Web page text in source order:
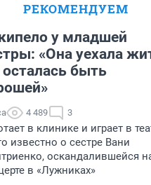
Екатерина Литкевич
РЕКОМЕНДУЕМ
у младшей
«Она уехала
осталась быть
4 489 3
в клинике и играет в
известно о сестре Вани
оскандалившейся
в «Лужниках»